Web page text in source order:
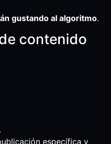
gustando al algoritmo.
contenido
específica y